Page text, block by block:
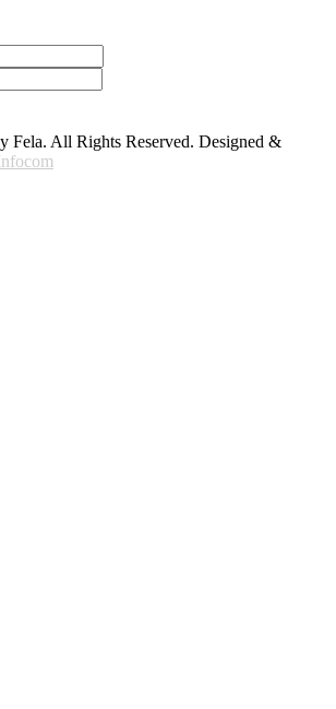
Fela. All Rights Reserved. Designed &